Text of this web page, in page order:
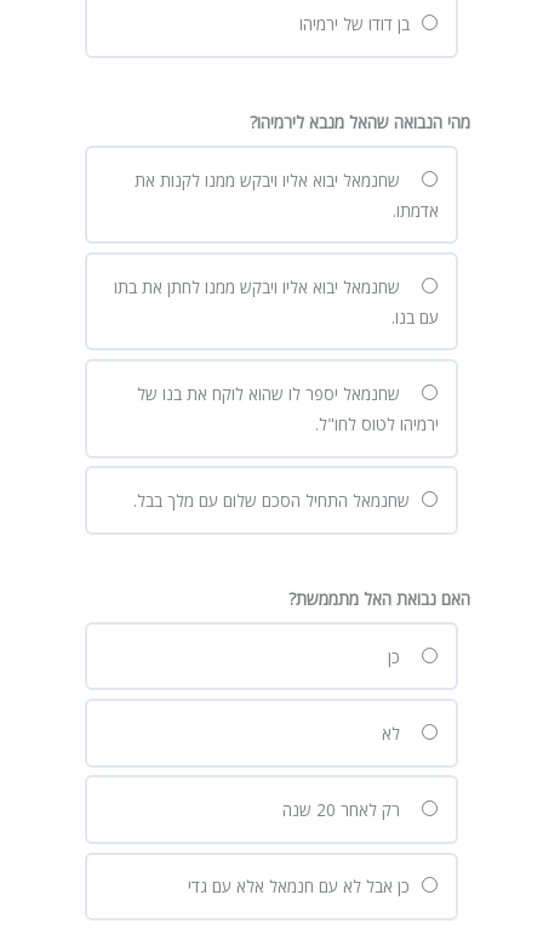
בן דודו של ירמיהו
מהי הנבואה שהאל מנבא לירמיהו?
שחנמאל יבוא אליו ויבקש ממנו לקנות את
אדמתו.
שחנמאל יבוא אליו ויבקש ממנו לחתן את בתו
עם בנו.
שחנמאל יספר לו שהוא לוקח את בנו של
ירמיהו לטוס לחו"ל.
שחנמאל התחיל הסכם שלום עם מלך בבל.
האם נבואת האל מתממשת?
כן
לא
רק לאחר 20 שנה
כן אבל לא עם חנמאל אלא עם גדי